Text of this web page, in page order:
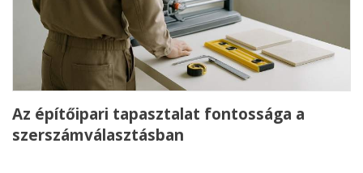
Az építőipari tapasztalat fontossága a
szerszámválasztásban